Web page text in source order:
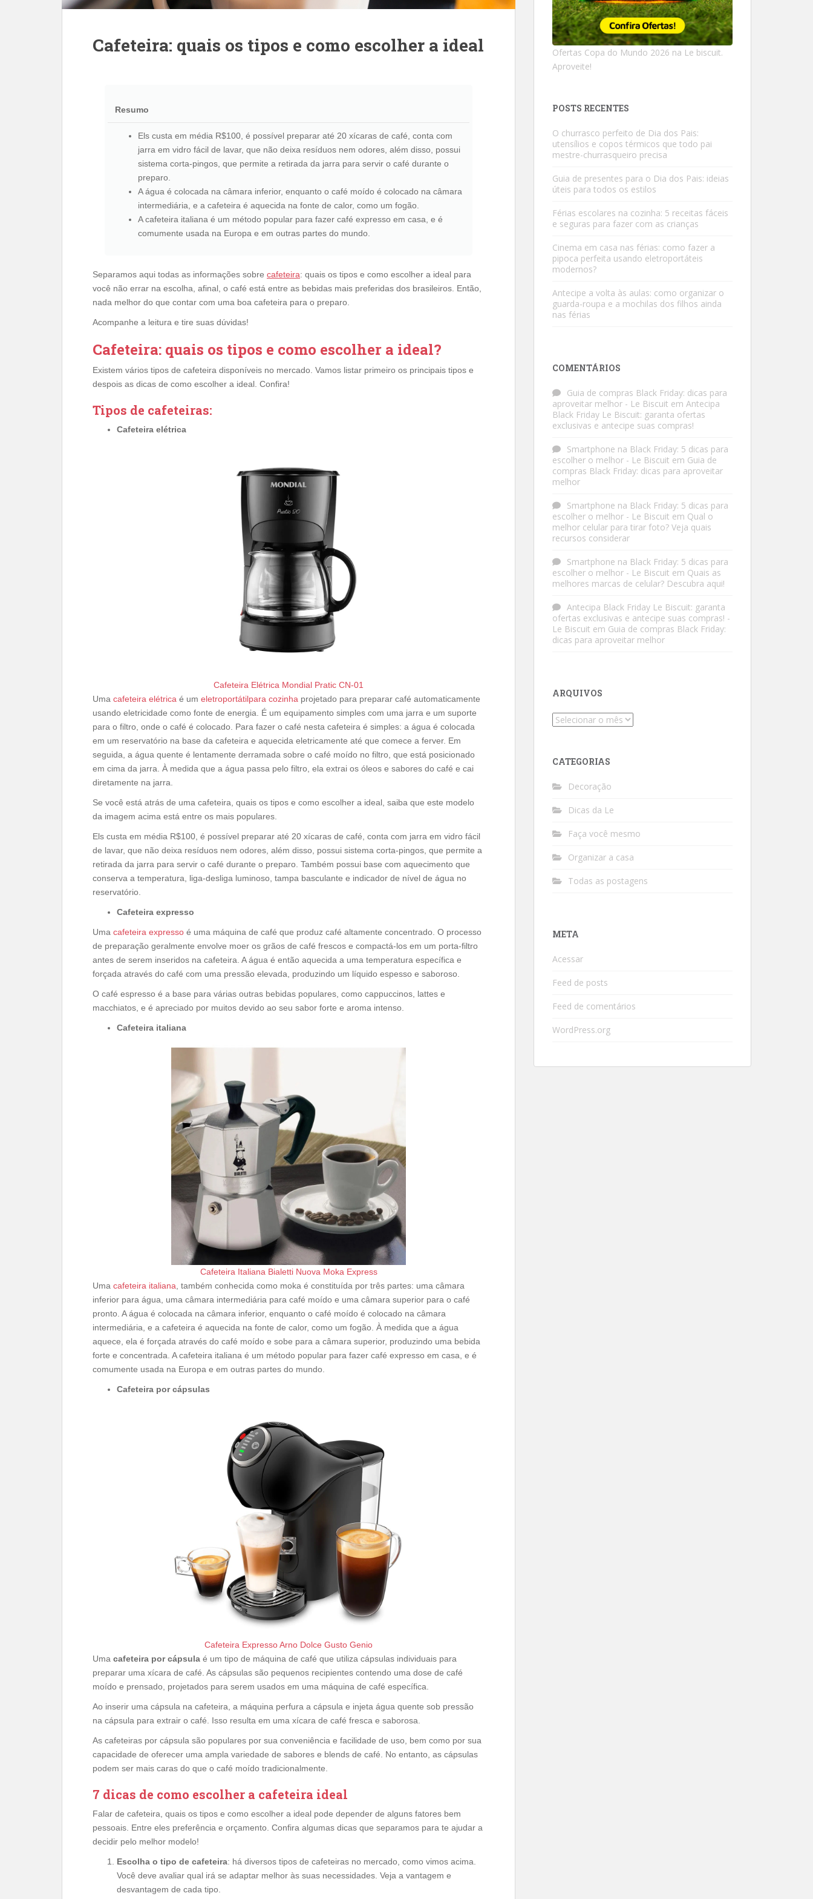
Cafeteira: quais os tipos e como escolher a ideal
Resumo
Els custa em média R$100, é possível preparar até 20 xícaras de café, conta com
jarra em vidro fácil de lavar, que não deixa resíduos nem odores, além disso, possui
sistema corta-pingos, que permite a retirada da jarra para servir o café durante o
preparo.
A água é colocada na câmara inferior, enquanto o café moído é colocado na câmara
intermediária, e a cafeteira é aquecida na fonte de calor, como um fogão.
A cafeteira italiana é um método popular para fazer café expresso em casa, e é
comumente usada na Europa e em outras partes do mundo.
Separamos aqui todas as informações sobre cafeteira: quais os tipos e como escolher a ideal para
você não errar na escolha, afinal, o café está entre as bebidas mais preferidas dos brasileiros. Então,
nada melhor do que contar com uma boa cafeteira para o preparo.
Acompanhe a leitura e tire suas dúvidas!
Cafeteira: quais os tipos e como escolher a ideal?
Existem vários tipos de cafeteira disponíveis no mercado. Vamos listar primeiro os principais tipos e
despois as dicas de como escolher a ideal. Confira!
Tipos de cafeteiras:
Cafeteira elétrica
Cafeteira Elétrica Mondial Pratic CN-01
Uma cafeteira elétrica é um eletroportátilpara cozinha projetado para preparar café automaticamente
usando eletricidade como fonte de energia. É um equipamento simples com uma jarra e um suporte
para o filtro, onde o café é colocado. Para fazer o café nesta cafeteira é simples: a água é colocada
em um reservatório na base da cafeteira e aquecida eletricamente até que comece a ferver. Em
seguida, a água quente é lentamente derramada sobre o café moído no filtro, que está posicionado
em cima da jarra. À medida que a água passa pelo filtro, ela extrai os óleos e sabores do café e cai
diretamente na jarra.
Se você está atrás de uma cafeteira, quais os tipos e como escolher a ideal, saiba que este modelo
da imagem acima está entre os mais populares.
Els custa em média R$100, é possível preparar até 20 xícaras de café, conta com jarra em vidro fácil
de lavar, que não deixa resíduos nem odores, além disso, possui sistema corta-pingos, que permite a
retirada da jarra para servir o café durante o preparo. Também possui base com aquecimento que
conserva a temperatura, liga-desliga luminoso, tampa basculante e indicador de nível de água no
reservatório.
Cafeteira expresso
Uma cafeteira expresso é uma máquina de café que produz café altamente concentrado. O processo
de preparação geralmente envolve moer os grãos de café frescos e compactá-los em um porta-filtro
antes de serem inseridos na cafeteira. A água é então aquecida a uma temperatura específica e
forçada através do café com uma pressão elevada, produzindo um líquido espesso e saboroso.
O café espresso é a base para várias outras bebidas populares, como cappuccinos, lattes e
macchiatos, e é apreciado por muitos devido ao seu sabor forte e aroma intenso.
Cafeteira italiana
Cafeteira Italiana Bialetti Nuova Moka Express
Uma cafeteira italiana , também conhecida como moka é constituída por três partes: uma câmara
inferior para água, uma câmara intermediária para café moído e uma câmara superior para o café
pronto. A água é colocada na câmara inferior, enquanto o café moído é colocado na câmara
intermediária, e a cafeteira é aquecida na fonte de calor, como um fogão. À medida que a água
aquece, ela é forçada através do café moído e sobe para a câmara superior, produzindo uma bebida
forte e concentrada. A cafeteira italiana é um método popular para fazer café expresso em casa, e é
comumente usada na Europa e em outras partes do mundo.
Cafeteira por cápsulas
Cafeteira Expresso Arno Dolce Gusto Genio
Uma cafeteira por cápsula é um tipo de máquina de café que utiliza cápsulas individuais para
preparar uma xícara de café. As cápsulas são pequenos recipientes contendo uma dose de café
moído e prensado, projetados para serem usados ​​em uma máquina de café específica.
Ao inserir uma cápsula na cafeteira, a máquina perfura a cápsula e injeta água quente sob pressão
na cápsula para extrair o café. Isso resulta em uma xícara de café fresca e saborosa.
As cafeteiras por cápsula são populares por sua conveniência e facilidade de uso, bem como por sua
capacidade de oferecer uma ampla variedade de sabores e blends de café. No entanto, as cápsulas
podem ser mais caras do que o café moído tradicionalmente.
7 dicas de como escolher a cafeteira ideal
Falar de cafeteira, quais os tipos e como escolher a ideal pode depender de alguns fatores bem
pessoais. Entre eles preferência e orçamento. Confira algumas dicas que separamos para te ajudar a
decidir pelo melhor modelo!
Escolha o tipo de cafeteira: há diversos tipos de cafeteiras no mercado, como vimos acima.
Você deve avaliar qual irá se adaptar melhor às suas necessidades. Veja a vantagem e
desvantagem de cada tipo.
Ofertas Copa do Mundo 2026 na Le biscuit.
Aproveite!
POSTS RECENTES
O churrasco perfeito de Dia dos Pais:
utensílios e copos térmicos que todo pai
mestre-churrasqueiro precisa
Guia de presentes para o Dia dos Pais: ideias
úteis para todos os estilos
Férias escolares na cozinha: 5 receitas fáceis
e seguras para fazer com as crianças
Cinema em casa nas férias: como fazer a
pipoca perfeita usando eletroportáteis
modernos?
Antecipe a volta às aulas: como organizar o
guarda-roupa e a mochilas dos filhos ainda
nas férias
COMENTÁRIOS
Guia de compras Black Friday: dicas para
aproveitar melhor - Le Biscuit em Antecipa
Black Friday Le Biscuit: garanta ofertas
exclusivas e antecipe suas compras!
Smartphone na Black Friday: 5 dicas para
escolher o melhor - Le Biscuit em Guia de
compras Black Friday: dicas para aproveitar
melhor
Smartphone na Black Friday: 5 dicas para
escolher o melhor - Le Biscuit em Qual o
melhor celular para tirar foto? Veja quais
recursos considerar
Smartphone na Black Friday: 5 dicas para
escolher o melhor - Le Biscuit em Quais as
melhores marcas de celular? Descubra aqui!
Antecipa Black Friday Le Biscuit: garanta
ofertas exclusivas e antecipe suas compras! -
Le Biscuit em Guia de compras Black Friday:
dicas para aproveitar melhor
ARQUIVOS
Arquivos
CATEGORIAS
Decoração
Dicas da Le
Faça você mesmo
Organizar a casa
Todas as postagens
META
Acessar
Feed de posts
Feed de comentários
WordPress.org